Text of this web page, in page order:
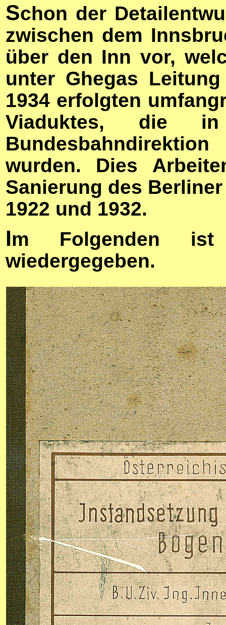
Schon der
zwischen dem
über den Inn vor,
unter Ghegas
1934 erfolgten
Viaduktes, die
wurden. Dies
Sanierung des
1922 und 1932.
Im Folgenden ist
wiedergegeben.